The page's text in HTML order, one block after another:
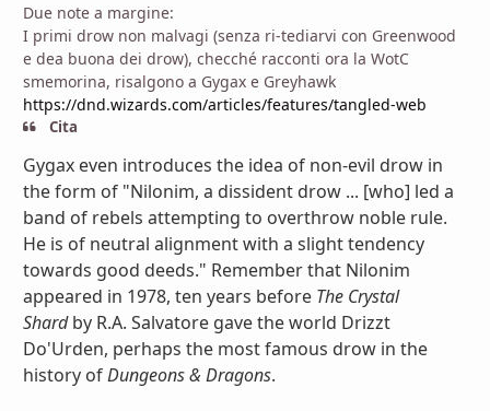
Due note a margine:
I primi drow non malvagi (senza ri-tediarvi con Greenwood
e dea buona dei drow), checché racconti ora la WotC
smemorina, risalgono a Gygax e Greyhawk
https://dnd.wizards.com/articles/features/tangled-web
Cita
Gygax even introduces the idea of non-evil drow in
the form of "Nilonim, a dissident drow ... [who] led a
band of rebels attempting to overthrow noble rule.
He is of neutral alignment with a slight tendency
towards good deeds." Remember that Nilonim
appeared in 1978, ten years before The Crystal
Shard by R.A. Salvatore gave the world Drizzt
Do'Urden, perhaps the most famous drow in the
history ofDungeons & Dragons.